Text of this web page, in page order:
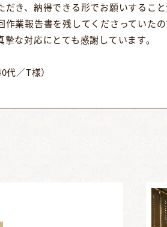
だき、納得できる形でお願いするこ
作業報告書を残してくださっていた
な対応にとても感謝しています。
／T様）